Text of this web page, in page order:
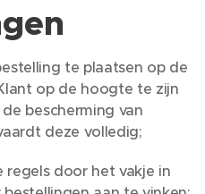
te plaatsen op de
op de hoogte te zijn
bescherming van
deze volledig;
regels door het vakje in